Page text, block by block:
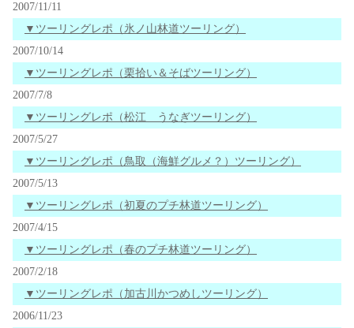
2007/11/11
▼ツーリングレポ（氷ノ山林道ツーリング）
2007/10/14
▼ツーリングレポ（栗拾い＆そばツーリング）
2007/7/8
▼ツーリングレポ（松江 うなぎツーリング）
2007/5/27
▼ツーリングレポ（鳥取（海鮮グルメ？）ツーリング）
2007/5/13
▼ツーリングレポ（初夏のプチ林道ツーリング）
2007/4/15
▼ツーリングレポ（春のプチ林道ツーリング）
2007/2/18
▼ツーリングレポ（加古川かつめしツーリング）
2006/11/23